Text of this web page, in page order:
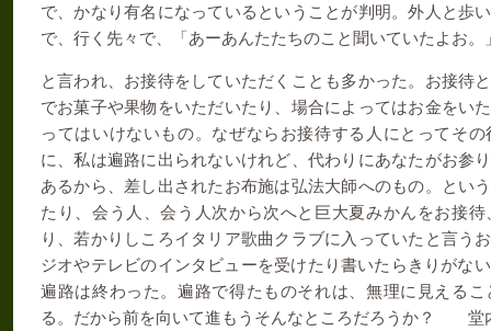
で、かなり有名になっているということが判明。外人と歩
で、行く先々で、「あーあんたたちのこと聞いていたよお。
と言われ、お接待をしていただくことも多かった。お接待
でお菓子や果物をいただいたり、場合によってはお金をい
ってはいけないもの。なぜならお接待する人にとってそ
に、私は遍路に出られないけれど、代わりにあなたがお参
あるから、差し出されたお布施は弘法大師へのもの。とい
たり、会う人、会う人次から次へと巨大夏みかんをお接
り、若かりしころイタリア歌曲クラブに入っていたと言う
ジオやテレビのインタビューを受けたり書いたらきりがな
遍路は終わった。遍路で得たものそれは、無理に見える
る。だから前を向いて進もうそんなところだろうか？ 堂